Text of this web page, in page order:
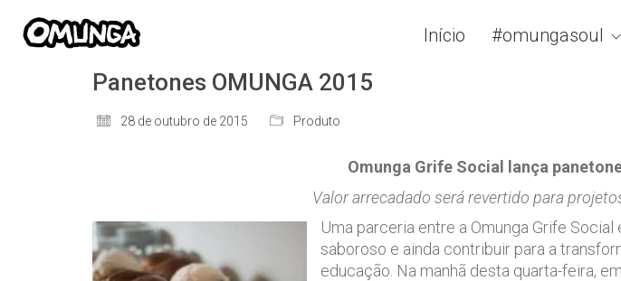
Início #omungasoul
Panetones OMUNGA 2015
28 de outubro de 2015 Produto
Omunga Grife Social lança
Valor arrecadado será revertido para
Uma parceria entre a Omunga Grife
saboroso e ainda contribuir para a
educação. Na manhã desta quarta-feira,